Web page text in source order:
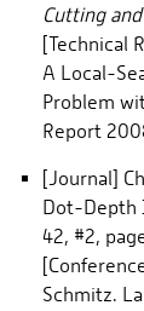
Cutting
[Technical
A Local-
Problem
Report
[Journal]
Dot-Depth
42, #2,
Schmitz.